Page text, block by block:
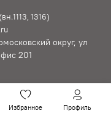
1316)
округ, ул
201
Избранное Профиль